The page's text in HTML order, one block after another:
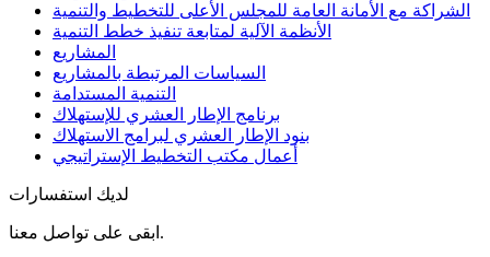
الشراكة مع الأمانة العامة للمجلس الأعلى للتخطيط والتنمية
الأنظمة الآلية لمتابعة تنفيذ خطط التنمية
المشاريع
السياسات المرتبطة بالمشاريع
التنمية المستدامة
برنامج الإطار العشري للإستهلاك
بنود الإطار العشري لبرامج الاستهلاك
أعمال مكتب التخطیط الإستراتیجي
لديك استفسارات
ابقى على تواصل معنا.